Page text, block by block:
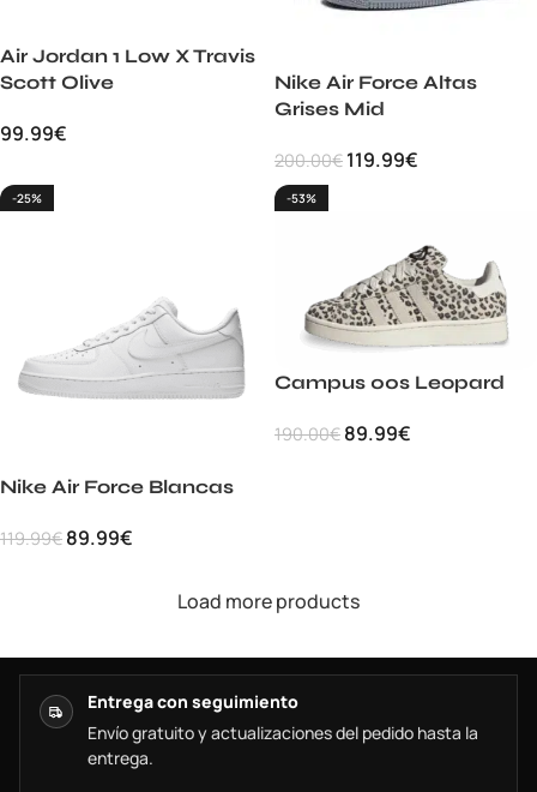
Air Jordan 1 Low X Travis
Scott Olive
99.99€
Nike Air Force Altas
Grises Mid
200.00€ 119.99€
-25%
Nike Air Force Blancas
119.99€ 89.99€
-53%
Campus 00s Leopard
190.00€ 89.99€
Load more products
Entrega con seguimiento
Envío gratuito y actualizaciones del pedido hasta la
entrega.